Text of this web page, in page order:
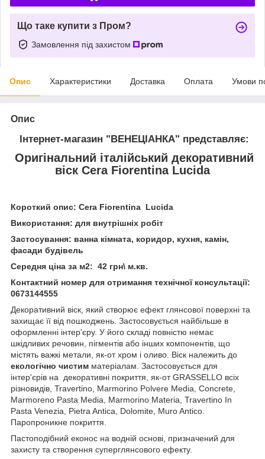
Що таке купити з Пром?
Замовлення під захистом
Опис Характеристики Доставка Оплата Умови
Опис
Інтернет-магазин "ВЕНЕЦІАНКА" представляє:
Оригінальний італійський декоративний
віск Cera Fiorentina Lucida
Короткий опис: Cera Fiorentina Lucida
Використання: для внутрішніх робіт
Застосування: ванна кімната, коридор, кухня, камін,
фасади будівель
Середня ціна за м2: 42 грн\ м.кв.
Контактний номер для отримання технічної консультації:
0673144555
Декоративний віск, який створює ефект глянсової поверхні та
захищає її від пошкоджень. Застосовується найбільше в
оформленні інтер'єру. У його складі повністю немає
шкідливих речовин, пігментів або інших компонентів, що
містять важкі метали, як-от хром і оливо. Віск належить до
екологічно чистим матеріалам. Застосовується для
інтер'єрів на декоративні покриття, як-от GRASSELLO всіх
різновидів, Travertino, Marmorino Polvere Media, Concrete,
Marmoreno Pasta Media, Marmorino Materia, Travertino In
Pasta Venezia, Pietra Antica, Dolomite, Muro Antico.
Паропроникне покриття.
Пастоподібний еконос на водній основі, призначений для
захисту та створення суперглянсового ефекту.